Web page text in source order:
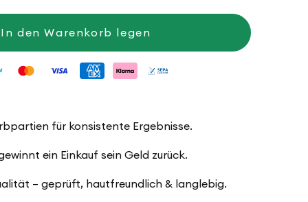
für
Sitzpouf
In den Warenkorb legen
für konsistente Ergebnisse.
ein Einkauf sein Geld zurück.
– geprüft, hautfreundlich & langlebig.